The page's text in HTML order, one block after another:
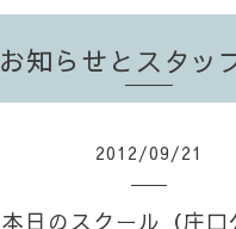
お知らせとスタッ
2012/09/21
本日のスクール（庄口